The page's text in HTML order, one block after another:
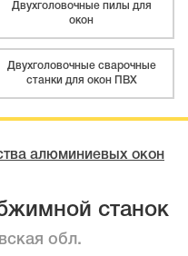
Двухголовочные пилы для
окон
Двухголовочные сварочные
станки для окон ПВХ
алюминиевых окон
станок
обл.